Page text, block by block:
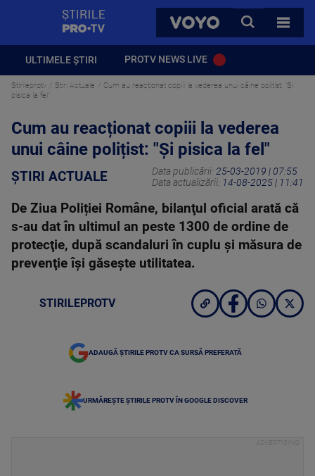
VOYO
CAUTA
TOATE
ULTIMELE ȘTIRI PROTV NEWS LIVE
Stirileprotv Știri Actuale
Cum au reacționat copiii la vederea unui câine polițist: "Și
pisica la fel"
Cum au reacționat copiii la vederea
unui câine polițist: "Și pisica la fel"
ȘTIRI ACTUALE Data publicării: 25-03-2019 | 07:55
Data actualizării: 14-08-2025 | 11:41
De Ziua Poliției Române, bilanţul oficial arată că
s-au dat în ultimul an peste 1300 de ordine de
protecţie, după scandaluri în cuplu şi măsura de
prevenţie îşi găseşte utilitatea.
STIRILEPROTV
ADAUGĂ ȘTIRILE PROTV CA SURSĂ PREFERATĂ
URMĂREȘTE ȘTIRILE PROTV ÎN GOOGLE DISCOVER